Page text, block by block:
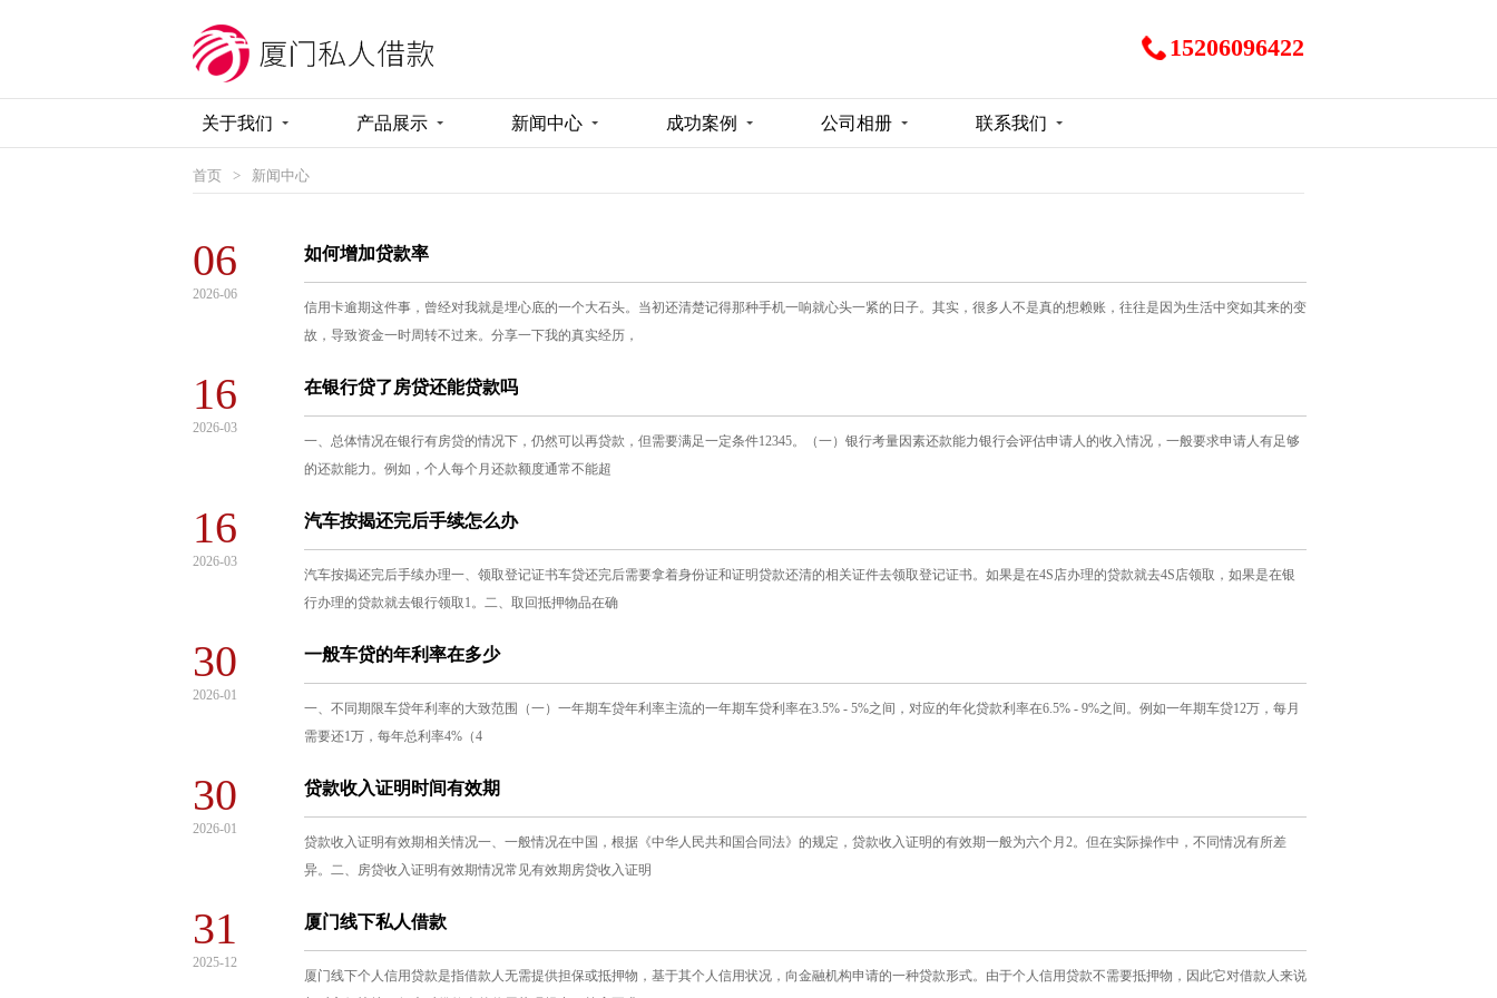
15206096422
关于我们 产品展示 新闻中心 成功案例 公司相册 联系我们
首页 > 新闻中心
06
2026-06
如何增加贷款率
信用卡逾期这件事，曾经对我就是埋心底的一个大石头。当初还清楚记得那种手机一响就心头一紧的日子。其实，很多人不是真的想赖账，往往是因为生活中突如其来的变
故，导致资金一时周转不过来。分享一下我的真实经历，
16
2026-03
在银行贷了房贷还能贷款吗
一、总体情况在银行有房贷的情况下，仍然可以再贷款，但需要满足一定条件12345。（一）银行考量因素还款能力银行会评估申请人的收入情况，一般要求申请人有足够
的还款能力。例如，个人每个月还款额度通常不能超
16
2026-03
汽车按揭还完后手续怎么办
汽车按揭还完后手续办理一、领取登记证书车贷还完后需要拿着身份证和证明贷款还清的相关证件去领取登记证书。如果是在4S店办理的贷款就去4S店领取，如果是在银
行办理的贷款就去银行领取1。二、取回抵押物品在确
30
2026-01
一般车贷的年利率在多少
一、不同期限车贷年利率的大致范围（一）一年期车贷年利率主流的一年期车贷利率在3.5% - 5%之间，对应的年化贷款利率在6.5% - 9%之间。例如一年期车贷12万，每月
需要还1万，每年总利率4%（4
30
2026-01
贷款收入证明时间有效期
贷款收入证明有效期相关情况一、一般情况在中国，根据《中华人民共和国合同法》的规定，贷款收入证明的有效期一般为六个月2。但在实际操作中，不同情况有所差
异。二、房贷收入证明有效期情况常见有效期房贷收入证明
31
2025-12
厦门线下私人借款
厦门线下个人信用贷款是指借款人无需提供担保或抵押物，基于其个人信用状况，向金融机构申请的一种贷款形式。由于个人信用贷款不需要抵押物，因此它对借款人来说